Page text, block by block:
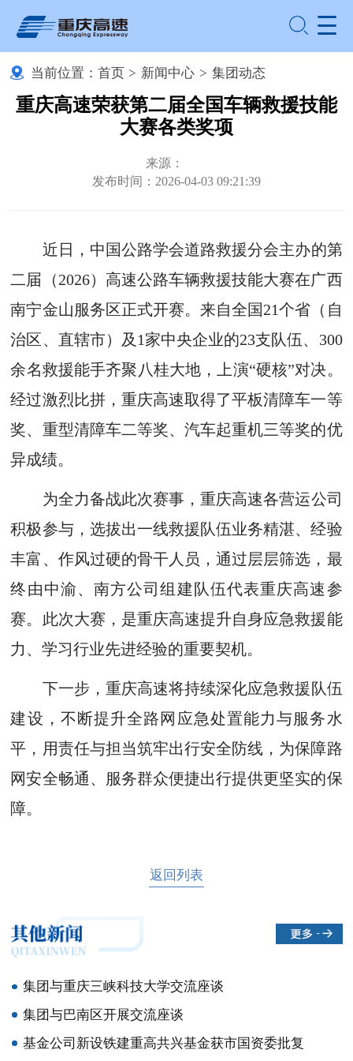
当前位置： 首页 > 新闻中心 > 集团动态
重庆高速荣获第二届全国车辆救援技能
大赛各类奖项
来源：
发布时间：2026-04-03 09:21:39
近日，中国公路学会道路救援分会主办的第
二届（2026）高速公路车辆救援技能大赛在广西
南宁金山服务区正式开赛。来自全国21个省（自
治区、直辖市）及1家中央企业的23支队伍、300
余名救援能手齐聚八桂大地，上演“硬核”对决。
经过激烈比拼，重庆高速取得了平板清障车一等
奖、重型清障车二等奖、汽车起重机三等奖的优
异成绩。
为全力备战此次赛事，重庆高速各营运公司
积极参与，选拔出一线救援队伍业务精湛、经验
丰富、作风过硬的骨干人员，通过层层筛选，最
终由中渝、南方公司组建队伍代表重庆高速参
赛。此次大赛，是重庆高速提升自身应急救援能
力、学习行业先进经验的重要契机。
下一步，重庆高速将持续深化应急救援队伍
建设，不断提升全路网应急处置能力与服务水
平，用责任与担当筑牢出行安全防线，为保障路
网安全畅通、服务群众便捷出行提供更坚实的保
障。
返回列表
集团与重庆三峡科技大学交流座谈
集团与巴南区开展交流座谈
基金公司新设铁建重高共兴基金获市国资委批复